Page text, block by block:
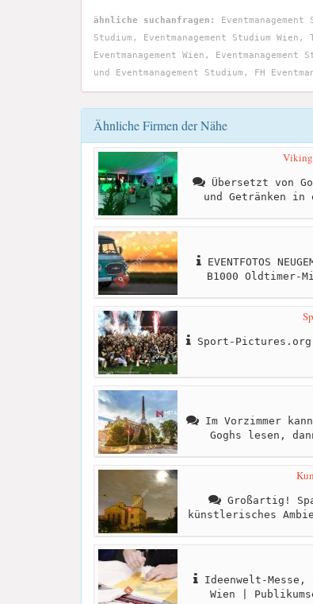
ähnliche suchanfragen:
Eventmanagement
Studium, Eventmanagement Studium Wien,
Eventmanagement Wien,
und Eventmanagement Studium, FH
Ähnliche Firmen der Nähe
Übersetzt von
und Getränken in
EVENTFOTOS
B1000
Sport-Pictures.org
Im Vorzimmer
Goghs lesen,
Großartig!
künstlerisches
Ideenwelt-Messe,
Wien |